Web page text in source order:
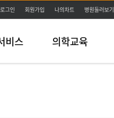
로그인 회원가입 나의차트 병원둘러보기
비스 의학교육